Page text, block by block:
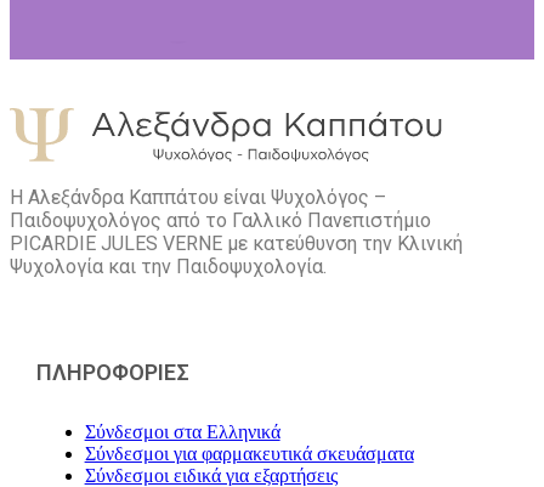
Η Αλεξάνδρα Καππάτου είναι Ψυχολόγος –
Παιδοψυχολόγος από το Γαλλικό Πανεπιστήμιο
PICARDIE JULES VERNE με κατεύθυνση την Kλινική
Ψυχολογία και την Παιδοψυχολογία.
ΠΛΗΡΟΦΟΡΙΕΣ
Σύνδεσμοι στα Ελληνικά
Σύνδεσμοι για φαρμακευτικά σκευάσματα
Σύνδεσμοι ειδικά για εξαρτήσεις